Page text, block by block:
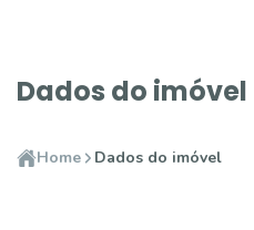
Dados do imóvel
Home Dados do imóvel